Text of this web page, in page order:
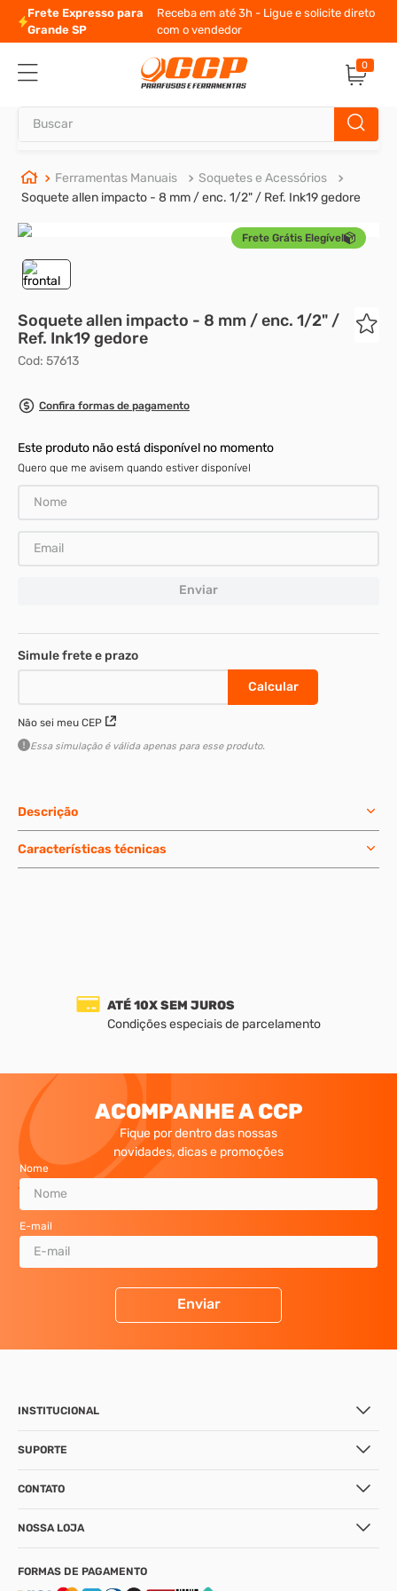
Frete Expresso para
Grande SP
Receba em até 3h - Ligue e solicite direto
com o vendedor
0
Ferramentas Manuais
Soquetes e Acessórios
Soquete allen impacto - 8 mm / enc. 1/2" / Ref. Ink19 gedore
Frete Grátis Elegível
Soquete allen impacto - 8 mm / enc. 1/2" /
Ref. Ink19 gedore
Cod: 57613
Confira formas de pagamento
Este produto não está disponível no momento
Quero que me avisem quando estiver disponível
Enviar
Não sei meu CEP
Essa simulação é válida apenas para esse produto.
Descrição
Características técnicas
ATÉ 10X SEM JUROS
Condições especiais de parcelamento
ACOMPANHE A CCP
Fique por dentro das nossas
novidades, dicas e promoções
Nome
E-mail
Enviar
INSTITUCIONAL
SUPORTE
CONTATO
NOSSA LOJA
FORMAS DE PAGAMENTO
TERMOS MAIS BUSCADOS
1º
parafuso allen
3
5º
arruela
6º
rodizio
9 º
rebite rosca